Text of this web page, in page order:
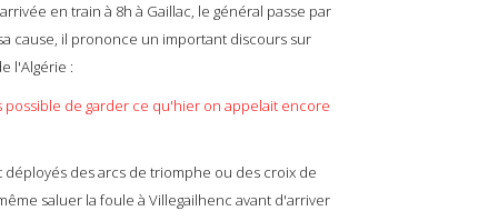
en train à 8h à Gaillac, le général passe par
cause, il prononce un important discours sur
l'Algérie :
de garder ce qu'hier on appelait encore
des arcs de triomphe ou des croix de
saluer la foule à Villegailhenc avant d'arriver